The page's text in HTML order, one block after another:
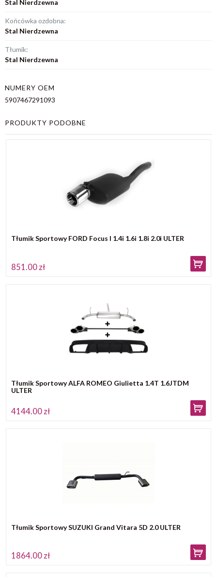
Stal Nierdzewna
Końcówka ozdobna:
Stal Nierdzewna
Tłumik:
Stal Nierdzewna
NUMERY OEM
5907467291093
PRODUKTY PODOBNE
Tłumik Sportowy FORD Focus I 1.4i 1.6i 1.8i 2.0i ULTER
851.00 zł
Tłumik Sportowy ALFA ROMEO Giulietta 1.4T 1.6JTDM
ULTER
4144.00 zł
Tłumik Sportowy SUZUKI Grand Vitara 5D 2.0 ULTER
1864.00 zł